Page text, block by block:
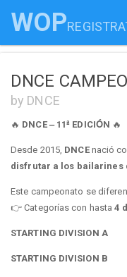
WOP
DNCE
by DNCE
🔥 DNCE – 11ª EDICIÓN 🔥
Desde 2015, DNCEnació
disfrutar a los bailarines
Este campeonato se
👉 Categorías con hasta4
STARTING DIVISION A
STARTING DIVISION B